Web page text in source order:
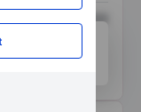
XXXXXXX
outils